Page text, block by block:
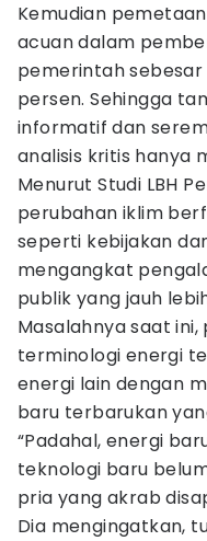
Kemudian
acuan dalam
pemerintah sebesar
persen. Sehingga
informatif dan
analisis kritis hanya
Menurut Studi LBH
perubahan iklim
seperti kebijakan
mengangkat
publik yang jauh
Masalahnya saat
terminologi energi
energi lain dengan
baru terbarukan
“Padahal, energi
teknologi baru
pria yang akrab
Dia mengingatkan,